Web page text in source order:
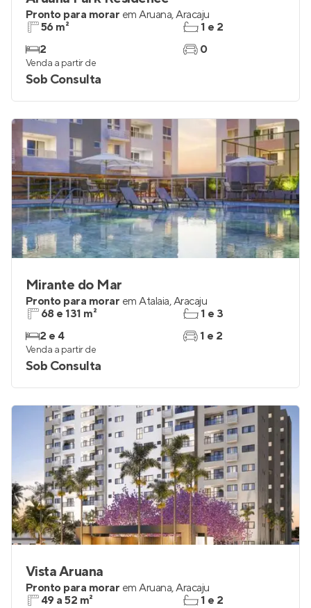
Pronto para morar em Aruana,Aracaju
56 m²
2
1 e 2
0
Venda a partir de
Sob Consulta
Mirante do Mar
Pronto para morar em Atalaia,Aracaju
68 e 131 m²
2 e 4
1 e 3
1 e 2
Venda a partir de
Sob Consulta
Vista Aruana
Pronto para morar em Aruana,Aracaju
49 a 52 m²
1 e 2